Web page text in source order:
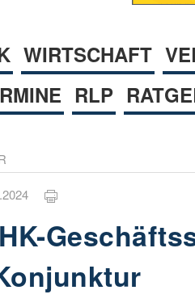
WIRTSCHAFT
RLP